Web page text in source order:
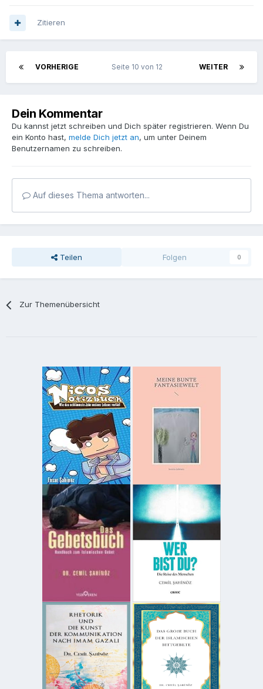
Zitieren
VORHERIGE WEITER
Seite 10 von 12
Dein Kommentar
Du kannst jetzt schreiben und Dich später registrieren. Wenn Du
ein Konto hast, melde Dich jetzt an, um unter Deinem
Benutzernamen zu schreiben.
Auf dieses Thema antworten...
Teilen Folgen 0
Zur Themenübersicht